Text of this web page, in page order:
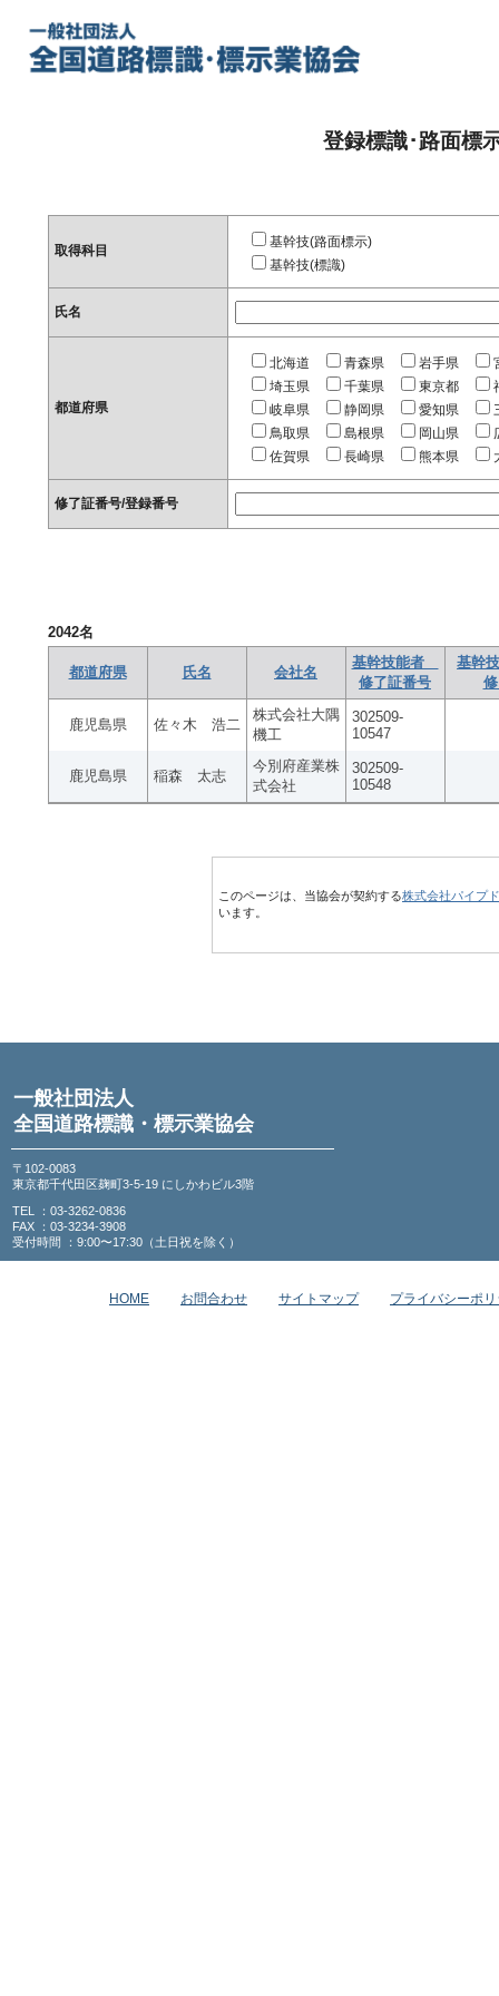
登録標識･路面標
取得科目
基幹技(路面標示)
基幹技(標識)
氏名
都道府県
北海道 青森県 岩手県
埼玉県
千葉県 東京都
岐阜県
静岡県 愛知県
鳥取県
島根県 岡山県
佐賀県
長崎県 熊本県
修了証番号/登録番号
2042名
都道府県 氏名 会社名
基幹技能者
修了証番号
基幹
鹿児島県 佐々木 浩二
株式会社大隅
機工
302509-
10547
鹿児島県 稲森 太志
今別府産業株
式会社
302509-
10548
このページは、当協会が契約する株式会社パイプ
います。
一般社団法人
全国道路標識・標示業協会
〒102-0083
東京都千代田区麹町3-5-19 にしかわビル3階
TEL ：03-3262-0836
FAX ：03-3234-3908
受付時間 ：9:00〜17:30（土日祝を除く）
HOME お問合わせ サイトマップ プライバシーポ